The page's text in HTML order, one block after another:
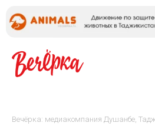
Вечёрка: медиакомпания Душанбе,